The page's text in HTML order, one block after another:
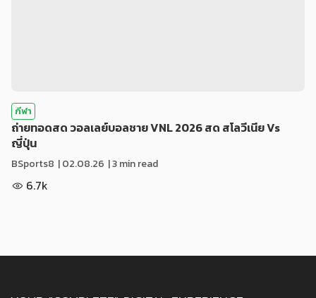
กีฬา
ถ่ายทอดสด วอลเลย์บอลชาย VNL 2026 สด สโลวีเนีย Vs
ญี่ปุ่น
BSports8 |02.08.26 | 3 min read
6.7k